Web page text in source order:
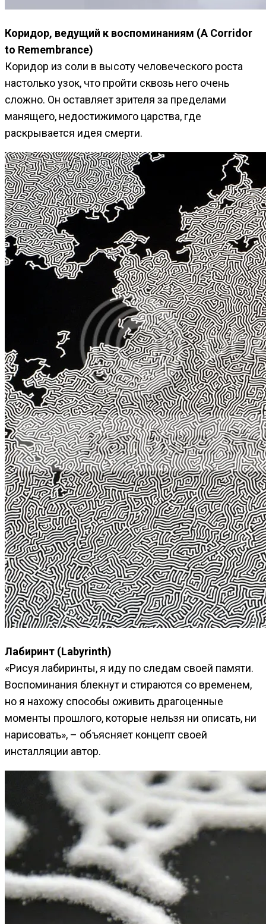
Коридор, ведущий к воспоминаниям (A Corridor
to Remembrance)
Коридор из соли в высоту человеческого роста
настолько узок, что пройти сквозь него очень
сложно. Он оставляет зрителя за пределами
манящего, недостижимого царства, где
раскрывается идея смерти.
Лабиринт (Labyrinth)
«Рисуя лабиринты, я иду по следам своей памяти.
Воспоминания блекнут и стираются со временем,
но я нахожу способы оживить драгоценные
моменты прошлого, которые нельзя ни описать, ни
нарисовать», – объясняет концепт своей
инсталляции автор.